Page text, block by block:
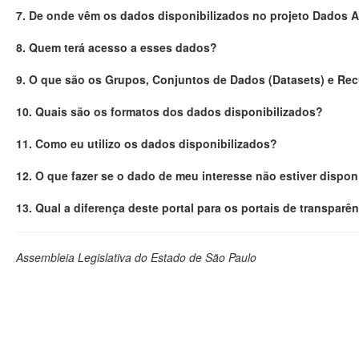
7. De onde vêm os dados disponibilizados no projeto Dados
8. Quem terá acesso a esses dados?
9. O que são os Grupos, Conjuntos de Dados (Datasets) e
10. Quais são os formatos dos dados disponibilizados?
11. Como eu utilizo os dados disponibilizados?
12. O que fazer se o dado de meu interesse não estiver
13. Qual a diferença deste portal para os portais de
Assembleia Legislativa do Estado de São Paulo